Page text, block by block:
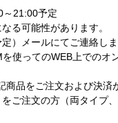
21:00予定
る可能性があります。
）メールにてご連絡しま
使ってのWEB上でのオ
商品をご注文および決済
ご注文の方（両タイプ